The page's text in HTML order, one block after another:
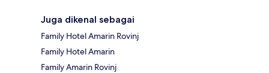
Juga dikenal sebagai
Family Hotel Amarin Rovinj
Family Hotel Amarin
Family Amarin Rovinj